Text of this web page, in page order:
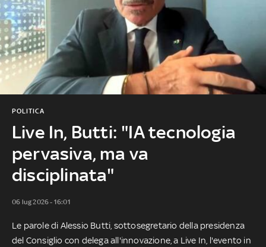
Live In, Butti: "IA tecnologia
pervasiva, ma va
disciplinata"
POLITICA
06 lug 2026 - 16:01
Le parole di Alessio Butti, sottosegretario della presidenza
del Consiglio con delega all'innovazione, a Live In, l'evento in